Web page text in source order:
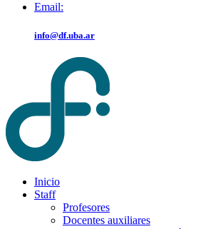
Email:
info@df.uba.ar
Inicio
Staff
Profesores
Docentes auxiliares